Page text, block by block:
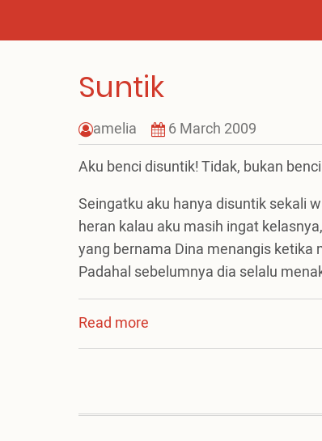
Suntik
amelia
6 March 2009
Aku benci disuntik! Tidak, bukan
Seingatku aku hanya disuntik sekali
heran kalau aku masih ingat
yang bernama Dina menangis
Padahal sebelumnya dia selalu
Read more
Suntik